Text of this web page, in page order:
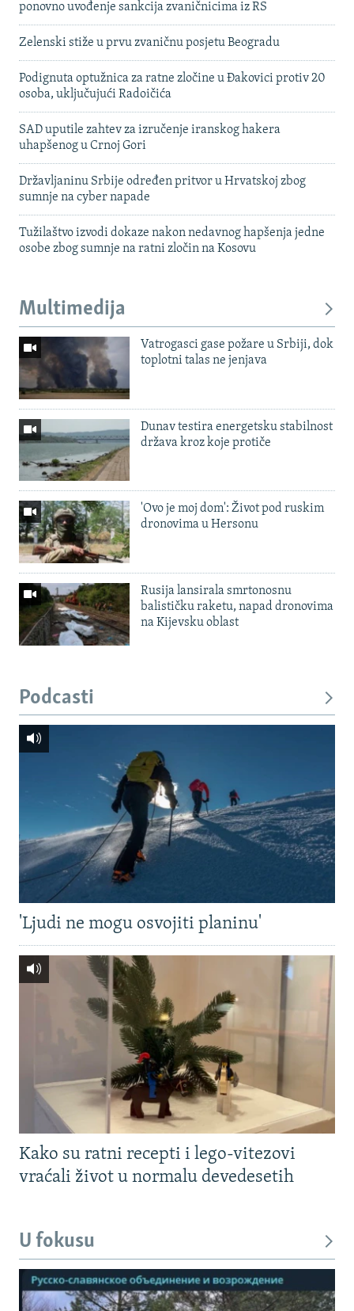
ponovno uvođenje sankcija zvaničnicima iz RS
Zelenski stiže u prvu zvaničnu posjetu Beogradu
Podignuta optužnica za ratne zločine u Đakovici protiv 20
osoba, uključujući Radoičića
SAD uputile zahtev za izručenje iranskog hakera
uhapšenog u Crnoj Gori
Državljaninu Srbije određen pritvor u Hrvatskoj zbog
sumnje na cyber napade
Tužilaštvo izvodi dokaze nakon nedavnog hapšenja jedne
osobe zbog sumnje na ratni zločin na Kosovu
Multimedija
Vatrogasci gase požare u Srbiji, dok
toplotni talas ne jenjava
Dunav testira energetsku stabilnost
država kroz koje protiče
'Ovo je moj dom': Život pod ruskim
dronovima u Hersonu
Rusija lansirala smrtonosnu
balističku raketu, napad dronovima
na Kijevsku oblast
Podcasti
'Ljudi ne mogu osvojiti planinu'
Kako su ratni recepti i lego-vitezovi
vraćali život u normalu devedesetih
U fokusu